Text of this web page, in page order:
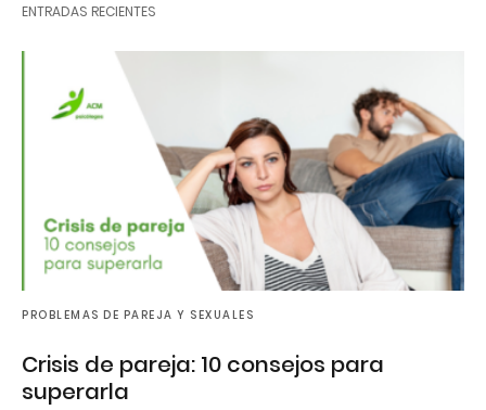
ENTRADAS RECIENTES
PROBLEMAS DE PAREJA Y SEXUALES
Crisis de pareja: 10 consejos para
superarla